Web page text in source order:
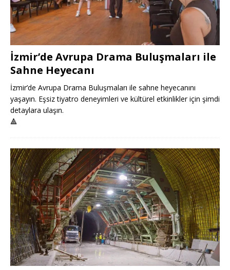
İzmir’de Avrupa Drama Buluşmaları ile
Sahne Heyecanı
İzmir’de Avrupa Drama Buluşmaları ile sahne heyecanını
yaşayın. Eşsiz tiyatro deneyimleri ve kültürel etkinlikler için şimdi
detaylara ulaşın.
🔺